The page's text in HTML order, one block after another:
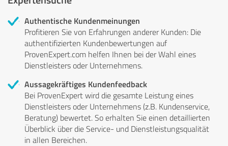
Authentische Kundenmeinungen
Profitieren Sie von Erfahrungen anderer Kunden: Die
authentifizierten Kundenbewertungen auf
ProvenExpert.com helfen Ihnen bei der Wahl eines
Dienstleisters oder Unternehmens.
Aussagekräftiges Kundenfeedback
Bei ProvenExpert wird die gesamte Leistung eines
Dienstleisters oder Unternehmens (z.B. Kundenservice,
Beratung) bewertet. So erhalten Sie einen detaillierten
Überblick über die Service- und Dienstleistungsqualität
in allen Bereichen.